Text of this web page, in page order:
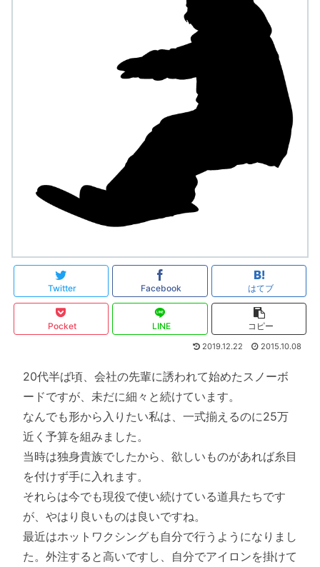
Twitter Facebook はてブ
Pocket LINE コピー
2019.12.22 2015.10.08
20代半ば頃、会社の先輩に誘われて始めたスノーボ
ードですが、未だに細々と続けています。
なんでも形から入りたい私は、一式揃えるのに25万
近く予算を組みました。
当時は独身貴族でしたから、欲しいものがあれば糸目
を付けず手に入れます。
それらは今でも現役で使い続けている道具たちです
が、やはり良いものは良いですね。
最近はホットワクシングも自分で行うようになりまし
た。外注すると高いですし、自分でアイロンを掛けて